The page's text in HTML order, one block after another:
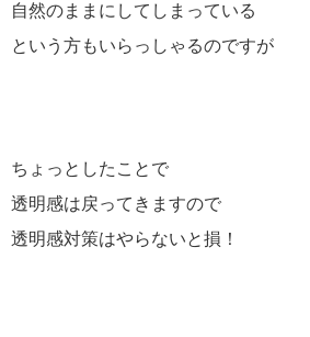
自然のままにしてしまっている
という方もいらっしゃるのですが
ちょっとしたことで
透明感は戻ってきますので
透明感対策はやらないと損！